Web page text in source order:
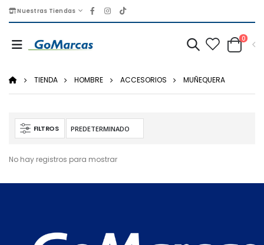
Nuestras Tiendas
0
TIENDA HOMBRE ACCESORIOS MUÑEQUERA
FILTROS
No hay registros para mostrar